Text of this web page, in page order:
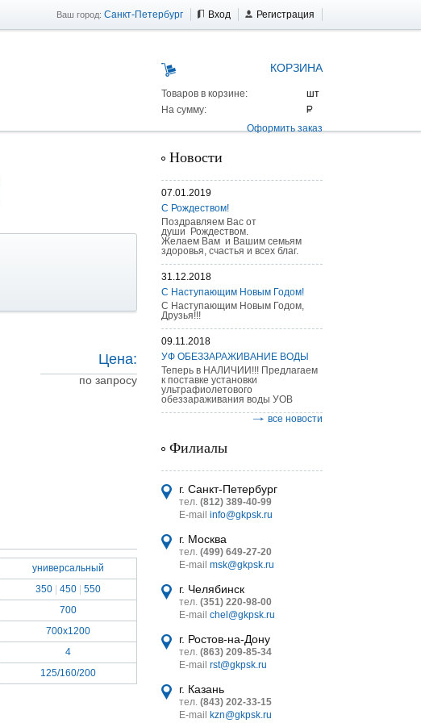
Ваш город: Санкт-Петербург Вход Регистрация
КОРЗИНА
Товаров в корзине:
На сумму:
Оформить заказ
AS 25 г/п
пищевых растительных
эпидемеологическим
СКАУТ MINI
Цена:
по запросу
универсальный
350 450
550
700
700х1200
4
125/160/200
Новости
07.01.2019
С Рождеством!
Поздравляем Вас от
души Рождеством.
Желаем Вам и Вашим семьям
здоровья, счастья и всех благ.
31.12.2018
С Наступающим Новым Годом!
С Наступающим Новым Годом,
Друзья!!!
09.11.2018
УФ ОБЕЗЗАРАЖИВАНИЕ ВОДЫ
Теперь в НАЛИЧИИ!!! Предлагаем
к поставке установки
ультрафиолетового
обеззараживания воды УОВ
все новости
Филиалы
г. Санкт-Петербург
тел. (812) 389-40-99
E-mail info@gkpsk.ru
г. Москва
тел. (499) 649-27-20
E-mail msk@gkpsk.ru
г. Челябинск
тел. (351) 220-98-00
E-mail chel@gkpsk.ru
г. Ростов-на-Дону
тел. (863) 209-85-34
E-mail rst@gkpsk.ru
г. Казань
тел. (843) 202-33-15
E-mail
kzn@gkpsk.ru